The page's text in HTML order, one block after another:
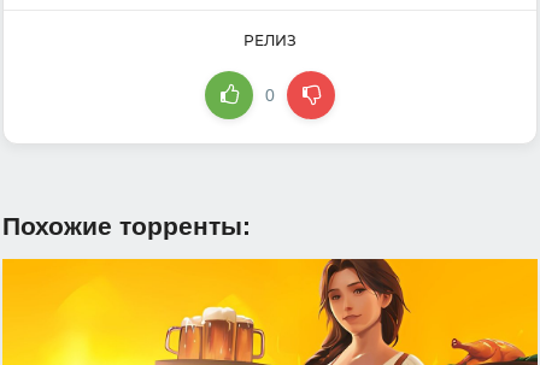
РЕЛИЗ
0
Похожие торренты: